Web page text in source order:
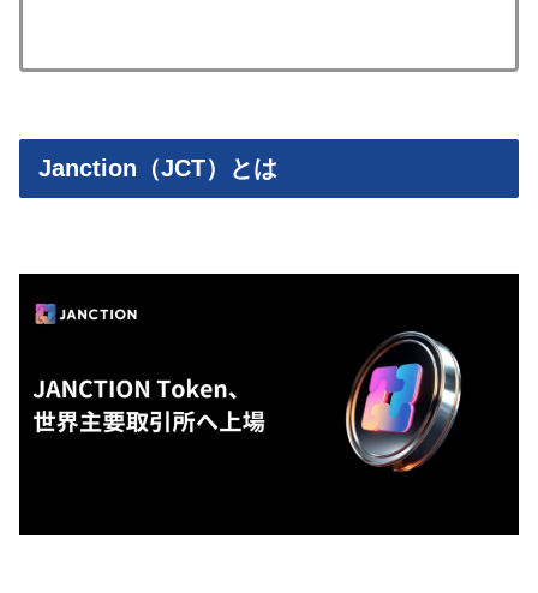
Janction（JCT）とは